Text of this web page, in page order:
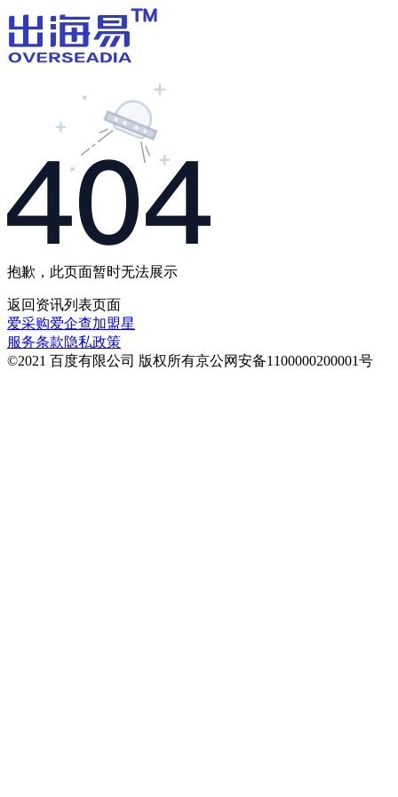
抱歉，此页面暂时无法展示
返回 资讯列表页面
爱采购爱企查加盟星
服务条款隐私政策
©2021 百度有限公司 版权所有京公网安备1100000200001号